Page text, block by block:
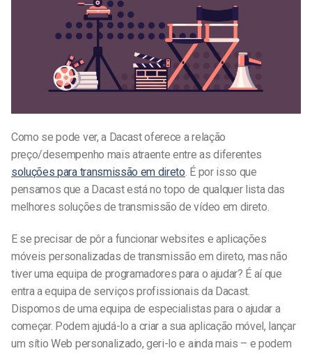
Como se pode ver, a Dacast oferece a relação
preço/desempenho mais atraente entre as diferentes
soluções para transmissão em direto . É por isso que
pensamos que a Dacast está no topo de qualquer lista das
melhores soluções de transmissão de vídeo em direto.
E se precisar de pôr a funcionar websites e aplicações
móveis personalizadas de transmissão em direto, mas não
tiver uma equipa de programadores para o ajudar? É aí que
entra a equipa de serviços profissionais da Dacast.
Dispomos de uma equipa de especialistas para o ajudar a
começar. Podem ajudá-lo a criar a sua aplicação móvel, lançar
um sítio Web personalizado, geri-lo e ainda mais – e podem